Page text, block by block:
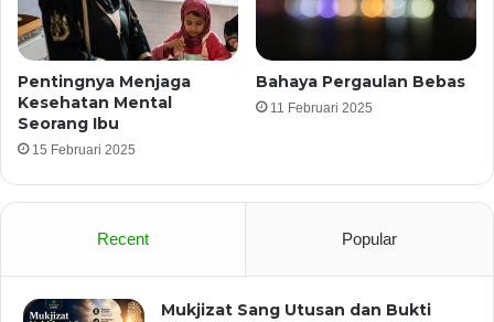
Pentingnya Menjaga
Kesehatan Mental
Seorang Ibu
15 Februari 2025
Bahaya Pergaulan Bebas
11 Februari 2025
Recent Popular
Mukjizat Sang Utusan dan Bukti